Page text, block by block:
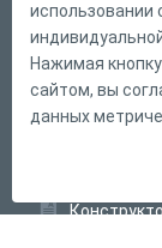
Русский
Справка
Форма
использовании
Нажимая
сайтом, вы
данных